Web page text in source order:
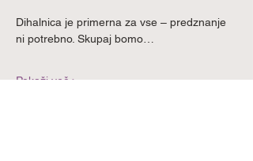
Dihalnica je primerna za vse – predznanje
ni potrebno. Skupaj bomo…
Pokaži več >